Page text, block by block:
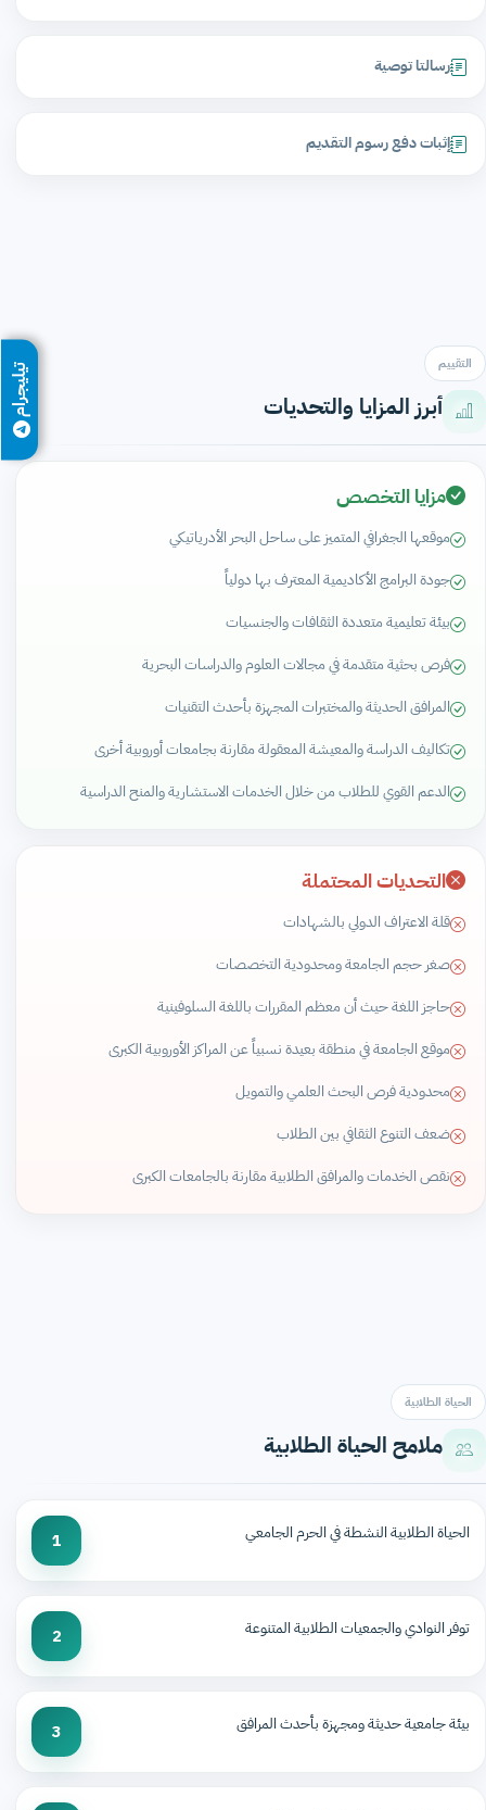
رسالتا توصية
إثبات دفع رسوم التقديم
التقييم
أبرز المزايا والتحديات
مزايا التخصص
موقعها الجغرافي المتميز على ساحل البحر الأدرياتيكي
جودة البرامج الأكاديمية المعترف بها دولياً
بيئة تعليمية متعددة الثقافات والجنسيات
فرص بحثية متقدمة في مجالات العلوم والدراسات البحرية
المرافق الحديثة والمختبرات المجهزة بأحدث التقنيات
تكاليف الدراسة والمعيشة المعقولة مقارنة بجامعات أوروبية أخرى
الدعم القوي للطلاب من خلال الخدمات الاستشارية والمنح الدراسية
التحديات المحتملة
قلة الاعتراف الدولي بالشهادات
صغر حجم الجامعة ومحدودية التخصصات
حاجز اللغة حيث أن معظم المقررات باللغة السلوفينية
موقع الجامعة في منطقة بعيدة نسبياً عن المراكز الأوروبية الكبرى
محدودية فرص البحث العلمي والتمويل
ضعف التنوع الثقافي بين الطلاب
نقص الخدمات والمرافق الطلابية مقارنة بالجامعات الكبرى
الحياة الطلابية
ملامح الحياة الطلابية
الحياة الطلابية النشطة في الحرم الجامعي 1
توفر النوادي والجمعيات الطلابية المتنوعة 2
بيئة جامعية حديثة ومجهزة بأحدث المرافق 3
تيليجرام